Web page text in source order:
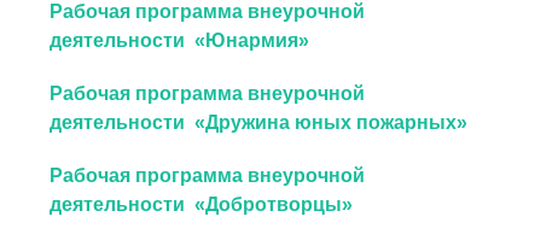
Рабочая программа внеурочной
деятельности «Юнармия»
Рабочая программа внеурочной
деятельности «Дружина юных пожарных»
Рабочая программа внеурочной
деятельности «Добротворцы»